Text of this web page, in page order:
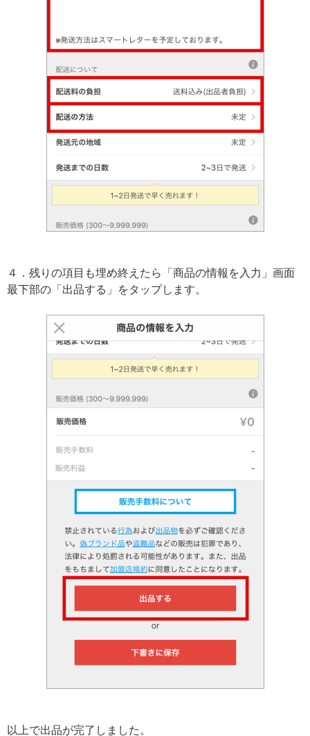
４．残りの項目も埋め終えたら「商品の情報を入力」画面
最下部の「出品する」をタップします。
以上で出品が完了しました。